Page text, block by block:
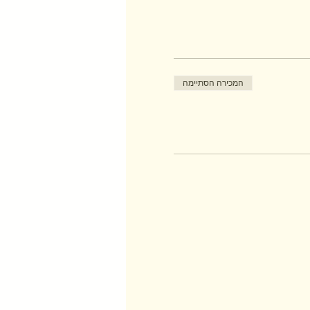
המכירה הסתיימה